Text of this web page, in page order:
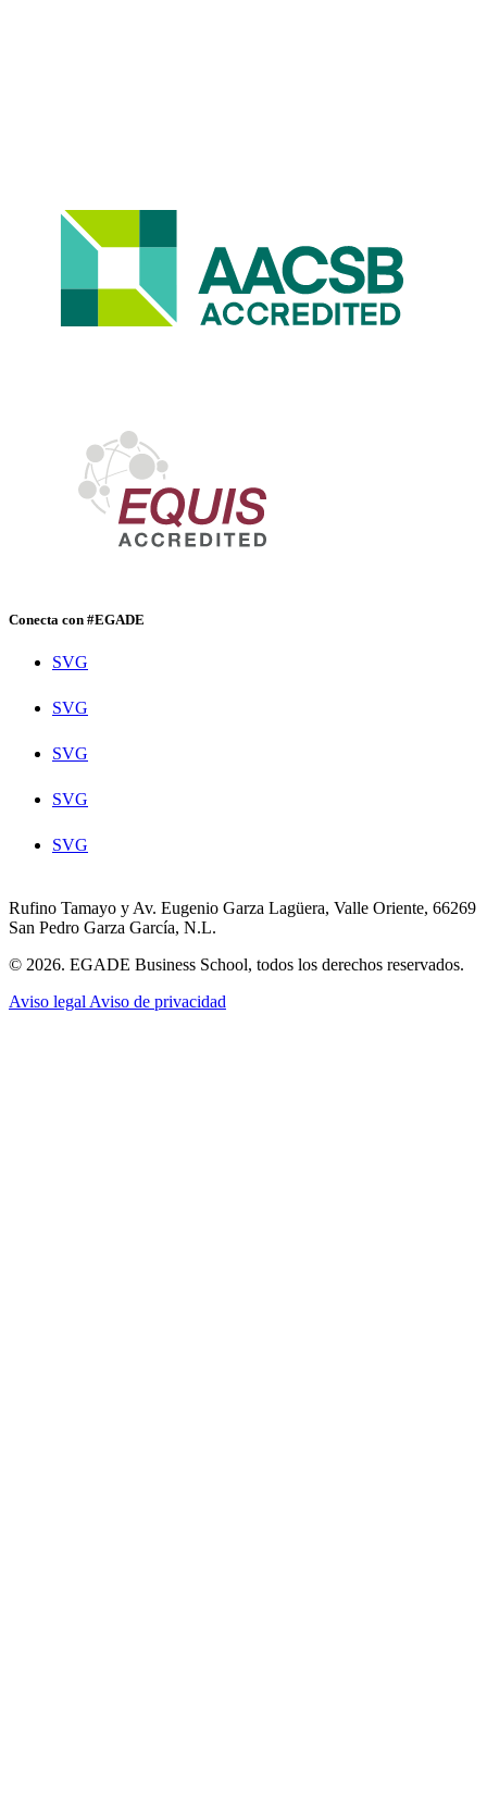
Conecta con #EGADE
SVG
SVG
SVG
SVG
SVG
Rufino Tamayo y Av. Eugenio Garza Lagüera, Valle Oriente, 66269
San Pedro Garza García, N.L.
© 2026. EGADE Business School, todos los derechos reservados.
Aviso legal Aviso de privacidad